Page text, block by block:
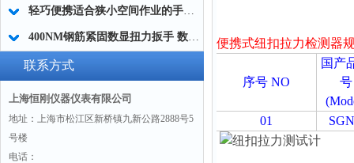
轻巧便携适合狭小空间作业的手动电子扭力扳手
400NM钢筋紧固数显扭力扳手 数显钢筋专用扭力扳手SGGQ
联系方式
上海恒刚仪器仪表有限公司
地址：上海市松江区新桥镇九新公路2888号5
号楼
电话：
便携式纽扣拉力检测器
序号 NO
国产
号
01